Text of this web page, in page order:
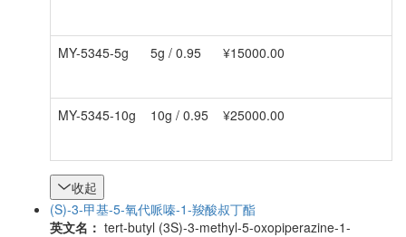
MY-5345-5g 5g / 0.95 ¥15000.00
MY-5345-10g 10g / 0.95 ¥25000.00
收起
(S)-3-甲基-5-氧代哌嗪-1-羧酸叔丁酯
英文名： tert-butyl (3S)-3-methyl-5-oxopiperazine-1-